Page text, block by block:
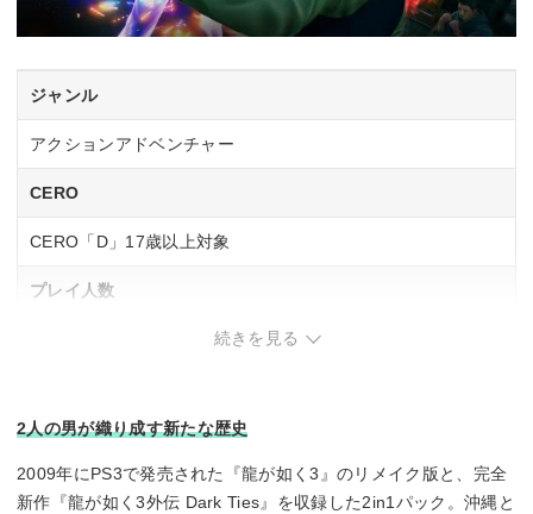
ジャンル
アクションアドベンチャー
CERO
CERO「D」17歳以上対象
プレイ人数
–
続きを見る
2人の男が織り成す新たな歴史
2009年にPS3で発売された『龍が如く3』のリメイク版と、完全
新作『龍が如く3外伝 Dark Ties』を収録した2in1パック。沖縄と